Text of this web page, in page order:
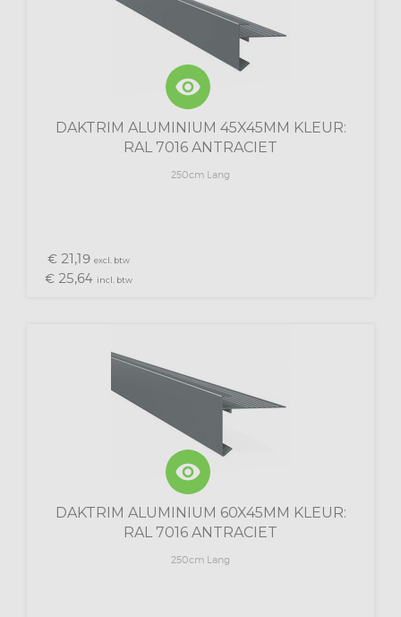
visibility
DAKTRIM ALUMINIUM 45X45MM KLEUR:
RAL 7016 ANTRACIET
250cm Lang
€ 21,19 excl. btw
€ 25,64 incl. btw
visibility
DAKTRIM ALUMINIUM 60X45MM KLEUR:
RAL 7016 ANTRACIET
250cm Lang